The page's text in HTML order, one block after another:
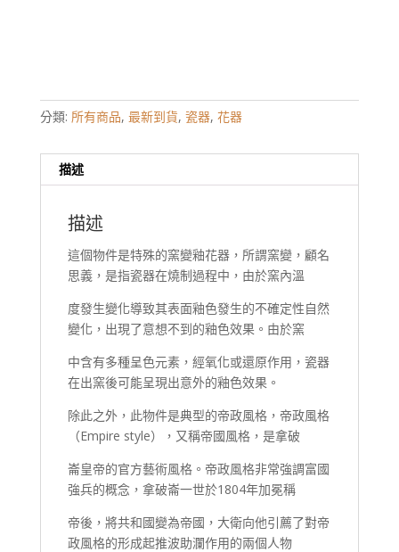
分類: 所有商品, 最新到貨, 瓷器, 花器
描述
描述
這個物件是特殊的窯變釉花器，所謂窯變，顧名
思義，是指瓷器在燒制過程中，由於窯內溫
度發生變化導致其表面釉色發生的不確定性自然
變化，出現了意想不到的釉色效果。由於窯
中含有多種呈色元素，經氧化或還原作用，瓷器
在出窯後可能呈現出意外的釉色效果。
除此之外，此物件是典型的帝政風格，帝政風格
（Empire style），又稱帝國風格，是拿破
崙皇帝的官方藝術風格。帝政風格非常強調富國
強兵的概念，拿破崙一世於1804年加冕稱
帝後，將共和國變為帝國，大衛向他引薦了對帝
政風格的形成起推波助瀾作用的兩個人物